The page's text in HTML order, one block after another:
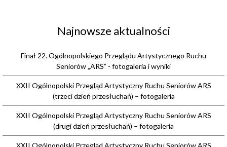
Najnowsze aktualności
Finał 22. Ogólnopolskiego Przeglądu Artystycznego Ruchu
Seniorów „ARS” - fotogaleria i wyniki
XXII Ogólnopolski Przegląd Artystyczny Ruchu Seniorów ARS
(trzeci dzień przesłuchań) – fotogaleria
XXII Ogólnopolski Przegląd Artystyczny Ruchu Seniorów ARS
(drugi dzień przesłuchań) – fotogaleria